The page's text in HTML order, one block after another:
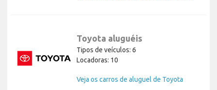
Toyota aluguéis
Tipos de veículos: 6
Locadoras: 10
Veja os carros de aluguel de Toyota